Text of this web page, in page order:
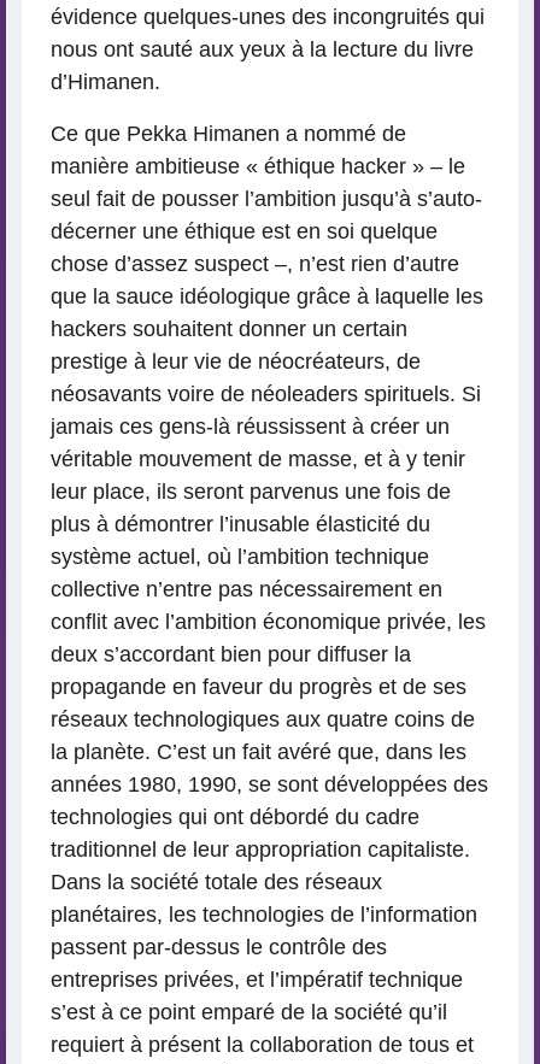
évidence quelques-unes des incongruités qui
nous ont sauté aux yeux à la lecture du livre
d’Himanen.
Ce que Pekka Himanen a nommé de
manière ambitieuse « éthique hacker » – le
seul fait de pousser l’ambition jusqu’à s’auto-
décerner une éthique est en soi quelque
chose d’assez suspect –, n’est rien d’autre
que la sauce idéologique grâce à laquelle les
hackers souhaitent donner un certain
prestige à leur vie de néocréateurs, de
néosavants voire de néoleaders spirituels. Si
jamais ces gens-là réussissent à créer un
véritable mouvement de masse, et à y tenir
leur place, ils seront parvenus une fois de
plus à démontrer l’inusable élasticité du
système actuel, où l’ambition technique
collective n’entre pas nécessairement en
conflit avec l’ambition économique privée, les
deux s’accordant bien pour diffuser la
propagande en faveur du progrès et de ses
réseaux technologiques aux quatre coins de
la planète. C’est un fait avéré que, dans les
années 1980, 1990, se sont développées des
technologies qui ont débordé du cadre
traditionnel de leur appropriation capitaliste.
Dans la société totale des réseaux
planétaires, les technologies de l’information
passent par-dessus le contrôle des
entreprises privées, et l’impératif technique
s’est à ce point emparé de la société qu’il
requiert à présent la collaboration de tous et